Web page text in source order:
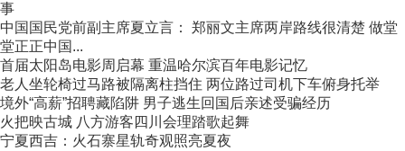
事
中国国民党前副主席夏立言： 郑丽文主席两岸路线很清楚 做堂
堂正正中国...
首届太阳岛电影周启幕 重温哈尔滨百年电影记忆
老人坐轮椅过马路被隔离柱挡住 两位路过司机下车俯身托举
境外“高薪”招聘藏陷阱 男子逃生回国后亲述受骗经历
火把映古城 八方游客四川会理踏歌起舞
宁夏西吉：火石寨星轨奇观照亮夏夜